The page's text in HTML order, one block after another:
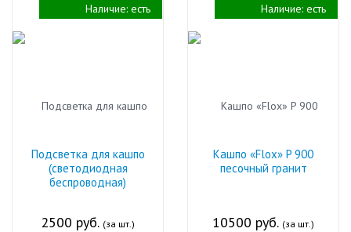
Подсветка для кашпо
(светодиодная
беспроводная)
2500 руб. (за шт.)
Наличие: есть
Кашпо «Flox» P 900
песочный гранит
10500 руб. (за шт.)
Наличие: есть